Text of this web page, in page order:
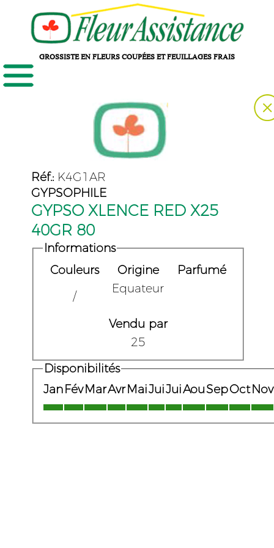
GROSSISTE EN FLEURS COUPÉES ET FEUILLAGES FRAIS
Réf.: K4G1AR
GYPSOPHILE
GYPSO XLENCE RED X25
40GR 80
Informations
Couleurs
Origine
Parfumé
/
Equateur
Vendu par
25
Disponibilités
JanFévMarAvrMaiJuiJuiAouSepOctNov